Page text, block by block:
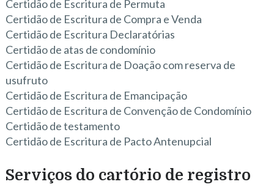
Certidão de Escritura de Permuta
Certidão de Escritura de Compra e Venda
Certidão de Escritura Declaratórias
Certidão de atas de condomínio
Certidão de Escritura de Doação com reserva de
usufruto
Certidão de Escritura de Emancipação
Certidão de Escritura de Convenção de Condomínio
Certidão de testamento
Certidão de Escritura de Pacto Antenupcial
Serviços do cartório de registro